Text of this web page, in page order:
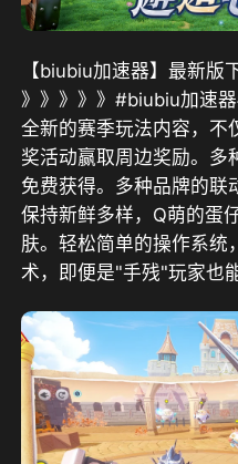
【biubiu加速器】最新版
》》》》》#biubiu加速
全新的赛季玩法内容，不
奖活动赢取周边奖励。多
免费获得。多种品牌的联
保持新鲜多样，Q萌的蛋
肤。轻松简单的操作系统
术，即便是"手残"玩家也